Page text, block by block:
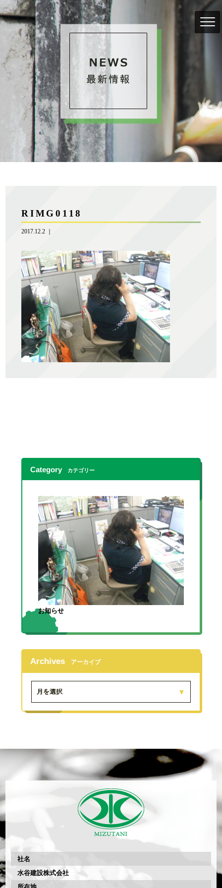
RIMG0118
2017.12.2 ｜
Category カテゴリー
お知らせ
Archives アーカイブ
月を選択
社名
水谷建設株式会社